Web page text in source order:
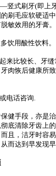
式刷牙(即上牙
刷毛应软硬适
敏效用的牙膏。
用酸性饮料。
比较长、牙缝
肉恢后健康所
电话咨询.
手段，亦是治
底清除牙齿上
且，洁牙时容
而达到早发现早